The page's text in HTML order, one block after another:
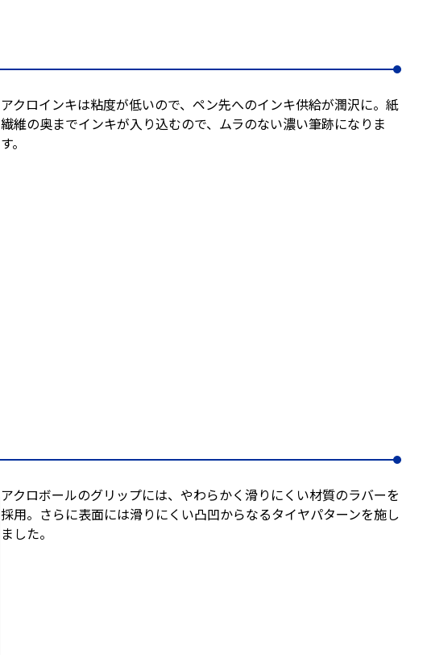
アクロインキは粘度が低いので、ペン先へのインキ供給が潤沢に。紙
繊維の奥までインキが入り込むので、ムラのない濃い筆跡になりま
す。
アクロボールのグリップには、やわらかく滑りにくい材質のラバーを
採用。さらに表面には滑りにくい凸凹からなるタイヤパターンを施し
ました。